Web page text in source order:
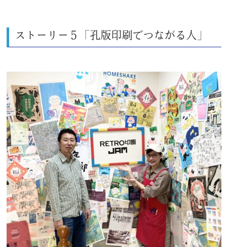
ストーリー５「孔版印刷でつながる人」